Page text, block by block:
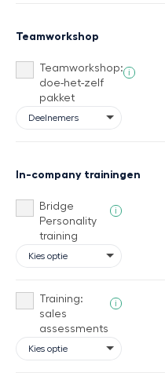
Teamworkshop
Teamworkshop:
doe-het-zelf
pakket
i
In-company trainingen
Bridge
Personality
training
i
Training:
sales
assessments
i